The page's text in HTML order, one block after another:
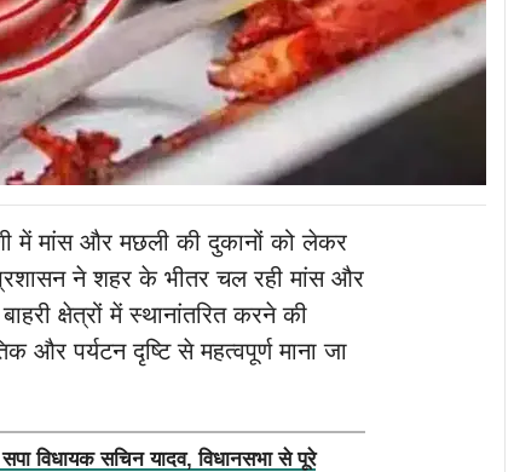
में मांस और मछली की दुकानों को लेकर
ने शहर के भीतर चल रही मांस और
क्षेत्रों में स्थानांतरित करने की
और पर्यटन दृष्टि से महत्वपूर्ण माना जा
विधायक सचिन यादव, विधानसभा से पूरे